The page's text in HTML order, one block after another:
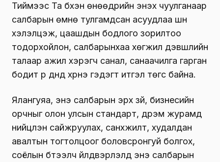
Тиймээс Та бүхэн өнөөдрийн энэхүү чуулганаар
салбарын өмнө тулгамдсан асуудлаа шүүн
хэлэлцэж, цаашдын бодлого зорилтоо
тодорхойлон, салбарынхаа хөгжил дэвшлийн
талаар ажил хэрэгч санал, санаачилга гарган
бодит үр дүнд хүрнэ гэдэгт итгэл төгс байна.
Ялангуяа, энэ салбарын эрх зүй, бизнесийн
орчныг олон улсын стандарт, дүрэм журамд
нийцүүлэн сайжруулах, санхүүжилт, худалдан
авалтын тогтолцоог боловсронгуй болгох,
соёлын бүтээлч үйлдвэрлэлд энэ салбарын